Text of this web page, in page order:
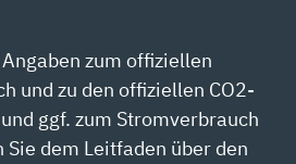
zum offiziellen
und zu den offiziellen CO2-
ggf. zum Stromverbrauch
Sie dem Leitfaden über den